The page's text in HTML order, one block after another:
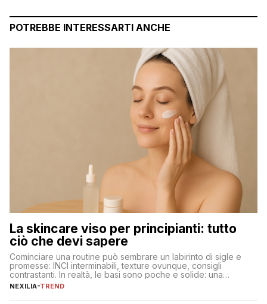
POTREBBE INTERESSARTI ANCHE
La skincare viso per principianti: tutto
ciò che devi sapere
Cominciare una routine può sembrare un labirinto di sigle e
promesse: INCI interminabili, texture ovunque, consigli
contrastanti. In realtà, le basi sono poche e solide: una
detersione delicata che non impoverisce, un’idratazione
NEXILIA-TREND